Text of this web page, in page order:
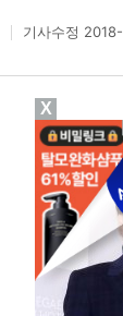
기사수정
X